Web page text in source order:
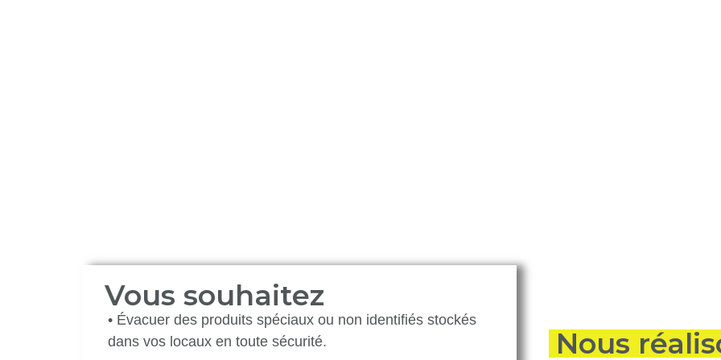
Vous souhaitez
• Évacuer des produits spéciaux ou non identifiés stockés
dans vos locaux en toute sécurité.
Nous